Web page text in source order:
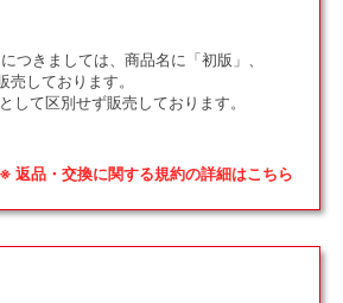
きましては、商品名に「初版」、
しております。
て区別せず販売しております。
※ 返品・交換に関する規約の詳細はこちら